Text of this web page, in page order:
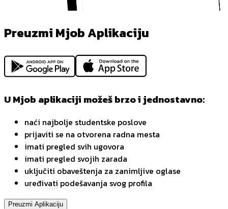
Preuzmi Mjob Aplikaciju
U Mjob aplikaciji možeš brzo i jednostavno:
naći najbolje studentske poslove
prijaviti se na otvorena radna mesta
imati pregled svih ugovora
imati pregled svojih zarada
uključiti obaveštenja za zanimljive oglase
uređivati podešavanja svog profila
Preuzmi Aplikaciju